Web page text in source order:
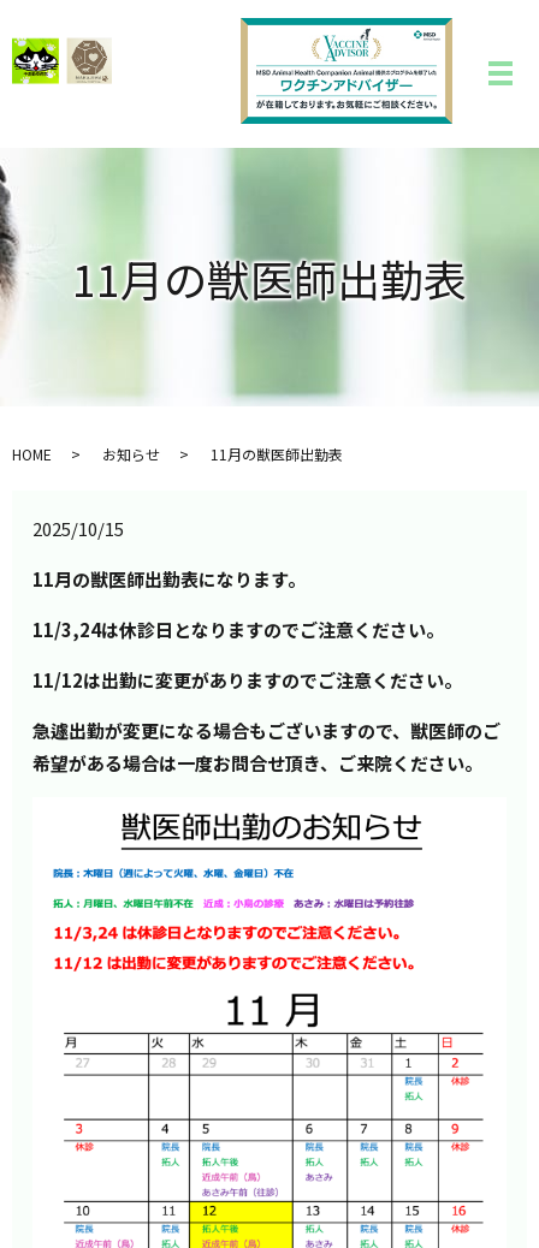
11月の獣医師出勤表
HOME お知らせ 11月の獣医師出勤表
2025/10/15
11月の獣医師出勤表になります。
11/3,24は休診日となりますのでご注意ください。
11/12は出勤に変更がありますのでご注意ください。
急遽出勤が変更になる場合もございますので、獣医師のご
希望がある場合は一度お問合せ頂き、ご来院ください。